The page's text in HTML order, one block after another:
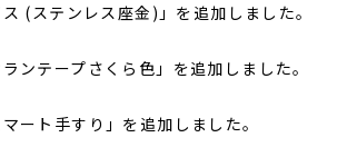
(ステンレス座金)」を追加しました。
ンテープさくら色」を追加しました。
ート手すり」を追加しました。